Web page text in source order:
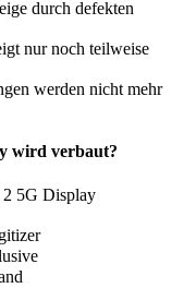
durch defekten
nur noch teilweise
werden nicht mehr
wird verbaut?
5G Display